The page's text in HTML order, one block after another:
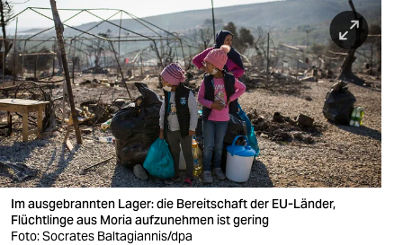
sport
berlin
nord
wahrheit
verlag
verlag
Im ausgebrannten Lager: die Bereitschaft der EU-Länder,
Flüchtlinge aus Moria aufzunehmen ist gering
Foto: Socrates Baltagiannis/dpa